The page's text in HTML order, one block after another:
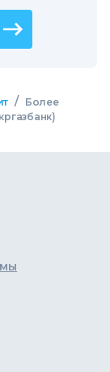
/
Более